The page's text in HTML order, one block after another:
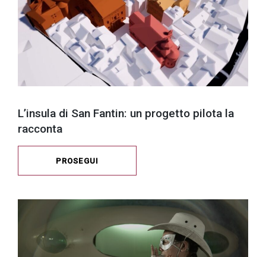
L’insula di San Fantin: un progetto pilota la
racconta
PROSEGUI